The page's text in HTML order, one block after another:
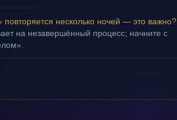
несколько ночей — это важно?
на незавершённый процесс; начните с